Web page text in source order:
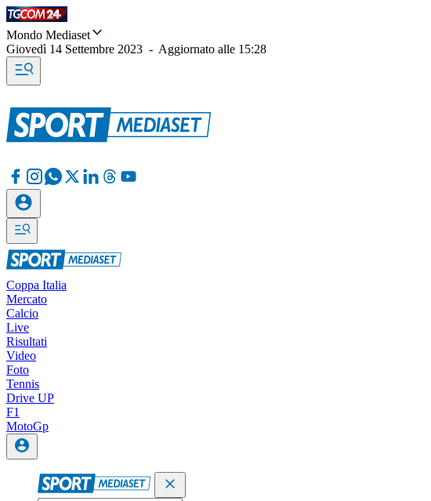
Mondo Mediaset
Giovedì 14 Settembre 2023 - Aggiornato alle 15:28
Coppa Italia
Mercato
Calcio
Live
Risultati
Video
Foto
Tennis
Drive UP
F1
MotoGp